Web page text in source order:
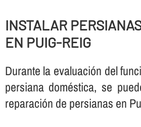
INSTALAR
EN PUIG-REIG
Durante la evaluación del
persiana doméstica, se
reparación de persianas en